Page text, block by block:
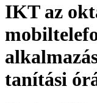
IKT az
tanítási